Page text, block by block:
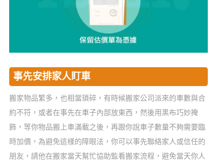
事先安排家人盯車
搬家物品繁多，也相當瑣碎，有時候搬家公司派來的車數與合
約不符，或者在事先在車子內部放東西，然後用黑布巧妙掩
飾，等你物品搬上車滿載之後，再跟你說車子數量不夠需要臨
時加價，為避免這樣的障眼法，你可以事先聯絡家人或信任的
朋友，請他在搬家當天幫忙協助監看搬家流程，避免當天你人